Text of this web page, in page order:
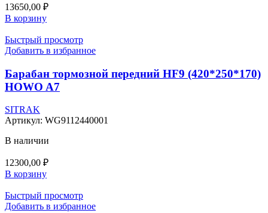
13650,00 ₽
В корзину
Быстрый просмотр
Добавить в избранное
Барабан тормозной передний HF9 (420*250*170)
HOWO A7
SITRAK
Артикул: WG9112440001
В наличии
12300,00 ₽
В корзину
Быстрый просмотр
Добавить в избранное